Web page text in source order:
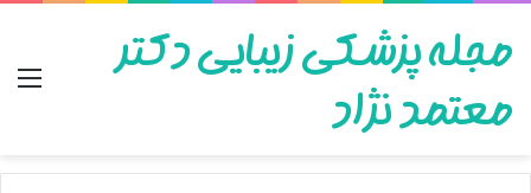
مجله پزشکی زیبایی دکتر
معتمد نژاد